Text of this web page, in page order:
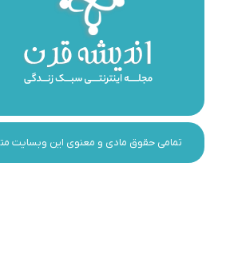
تمامی حقوق مادی و معنوی این وبسایت